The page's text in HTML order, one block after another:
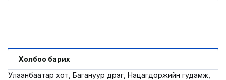
Холбоо барих
Улаанбаатар хот, Багануур дүүрэг, Нацагдоржийн гудамж,